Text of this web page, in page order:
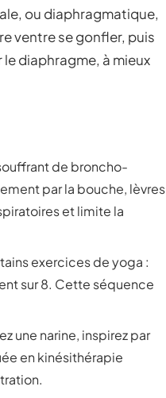
ou diaphragmatique,
ventre se gonfler, puis
diaphragme, à mieux
de broncho-
par la bouche, lèvres
et limite la
exercices de yoga :
sur 8. Cette séquence
une narine, inspirez par
en kinésithérapie